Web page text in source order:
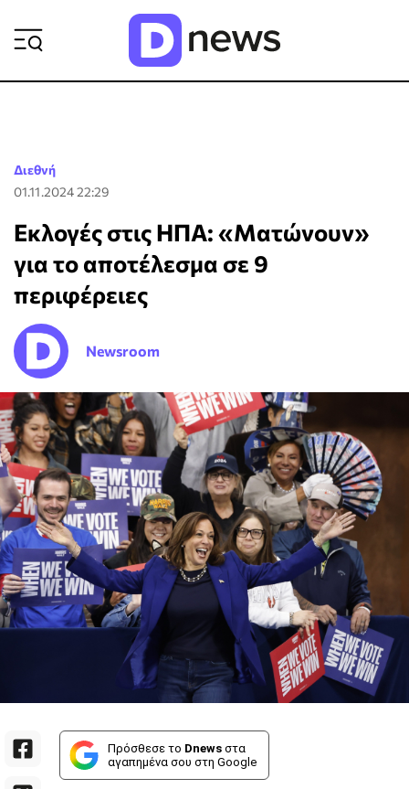
Διεθνή
01.11.2024 22:29
Εκλογές στις ΗΠΑ: «Ματώνουν»
για το αποτέλεσμα σε 9
περιφέρειες
Newsroom
Πρόσθεσε το Dnews στα
αγαπημένα σου στη Google